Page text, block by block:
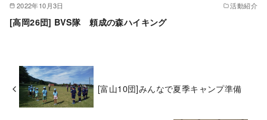
2022年10月3日 活動紹介
[高岡26団] BVS隊 頼成の森ハイキング
[富山10団]みんなで夏季キャンプ準備